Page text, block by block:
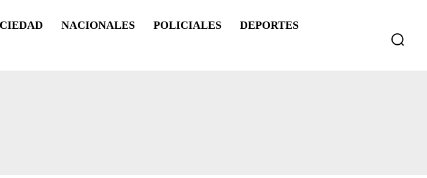
NACIONALES POLICIALES DEPORTES